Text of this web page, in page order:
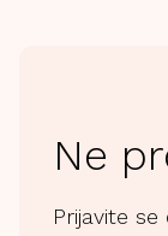
Ne
Prijavite